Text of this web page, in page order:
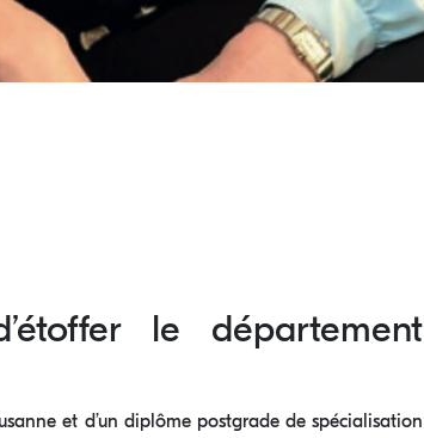
le département
et d’un diplôme postgrade de spécialisation